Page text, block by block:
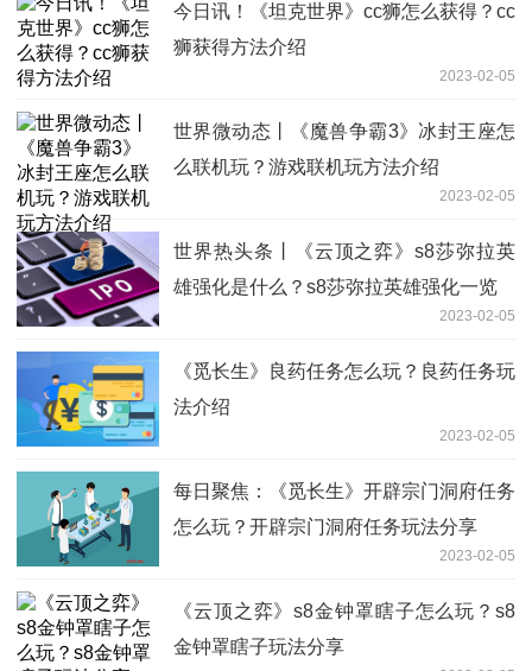
今日讯！《坦克世界》cc狮怎么获得？cc
狮获得方法介绍
2023-02-05
世界微动态丨《魔兽争霸3》冰封王座怎
么联机玩？游戏联机玩方法介绍
2023-02-05
世界热头条丨《云顶之弈》s8莎弥拉英
雄强化是什么？s8莎弥拉英雄强化一览
2023-02-05
《觅长生》良药任务怎么玩？良药任务玩
法介绍
2023-02-05
每日聚焦：《觅长生》开辟宗门洞府任务
怎么玩？开辟宗门洞府任务玩法分享
2023-02-05
《云顶之弈》s8金钟罩瞎子怎么玩？s8
金钟罩瞎子玩法分享